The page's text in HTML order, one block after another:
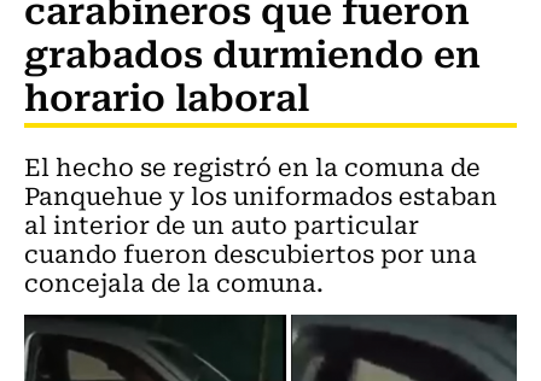
grabados durmiendo en
horario laboral
El hecho se registró en la comuna de
Panquehue y los uniformados estaban
al interior de un auto particular
cuando fueron descubiertos por una
concejala de la comuna.